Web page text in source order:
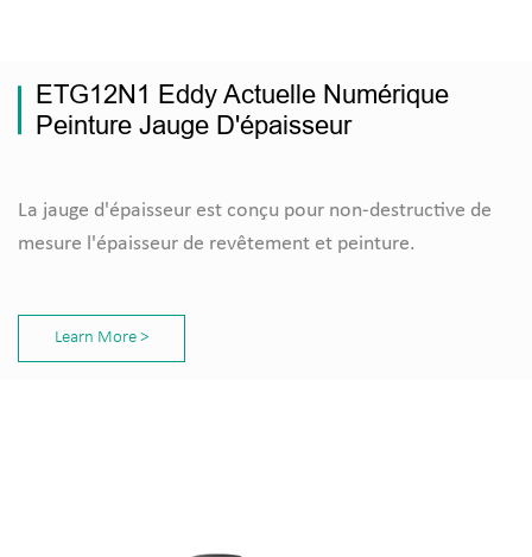
ETG12N1 Eddy Actuelle Numérique
Peinture Jauge D'épaisseur
La jauge d'épaisseur est conçu pour non-destructive de
mesure l'épaisseur de revêtement et peinture.
Learn More >